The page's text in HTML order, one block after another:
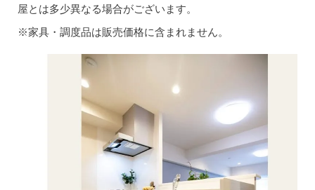
屋とは多少異なる場合がございます。
※家具・調度品は販売価格に含まれません。